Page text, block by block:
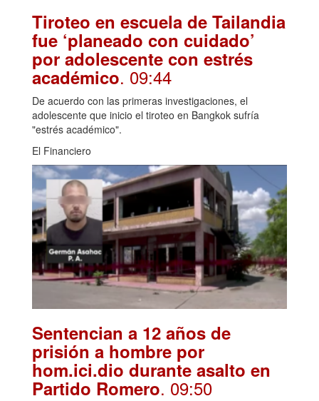
Tiroteo en escuela de Tailandia
fue ‘planeado con cuidado’
por adolescente con estrés
académico. 09:44
De acuerdo con las primeras investigaciones, el
adolescente que inicio el tiroteo en Bangkok sufría
"estrés académico".
El Financiero
Sentencian a 12 años de
prisión a hombre por
hom.ici.dio durante asalto en
Partido Romero. 09:50